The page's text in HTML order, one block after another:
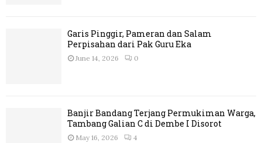
Garis Pinggir, Pameran dan Salam
Perpisahan dari Pak Guru Eka
June 14, 2026 0
Banjir Bandang Terjang Permukiman Warga,
Tambang Galian C di Dembe I Disorot
May 16, 2026 4